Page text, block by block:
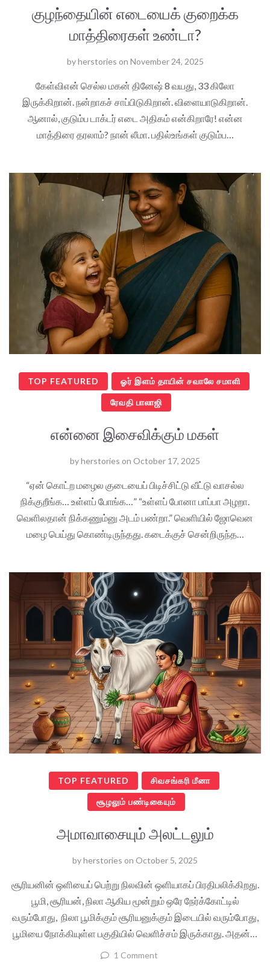
குழந்தையின் எடையைக் குறைக்க
மாத்திரைகள் உண்டா?
byherstories on November 24, 2025
கேள்விஎன் செல்ல மகன் தினேஷ் 8 வயது, 33 கிலோ
இருக்கிறான். நன்றாகச் சாப்பிடுகிறான். விளையாடுகிறான்.
ஆனால், குடும்ப டாக்டர் எடை அதிகம் என்கிறாரே! என்ன
மாத்திரை தரலாம்? நான் லீமா. பதில்உங்கள் குடும்ப…
TOP FEATURED ஓர் இளம் தாயின் சவாலே சமாளி
ரேவதி பாலாஜி
என்னை இசைவிக்கும் மகள்
byherstories on October 17, 2025
“ஏன் கொட்ற மழைல குடையைப் பிடிச்சிட்டு வீட்டு வாசல்ல
நிக்குறீங்க… உள்ளப் போங்க…” “உள்ளப் போனா பாப்பா அழறா.
வெளிலதான் நிக்கணும்னு அடம் பண்றா.” வெளியில் ஜோவென
மழை பெய்து கொண்டிருந்தது. கடைக்குச் சென்றிருந்த…
TOP FEATURED சிவசங்கரி மீனா
சூழலும் பண்டிகையும்
அமாவாசையும் அலட்டலும்
byherstories on October 5, 2025
சூரியனின் ஒளியைப் பெற்று நிலவின் ஒளியாகப் பிரதிபலிக்கிறது.
பூமி, சூரியன், நிலா ஆகிய மூன்றும் ஒரே நேர்க்கோட்டில்
வரும்போது, நிலா பூமிக்கும் சூரியனுக்கும் இடையில் வரும்போது,
பூமியை நோக்கியுள்ள பகுதியில் வெளிச்சம் இருக்காது. அதன்…
1 Comment